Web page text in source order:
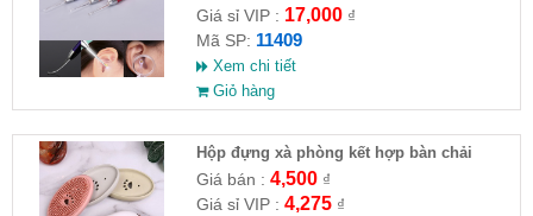
Giá sỉ VIP : 17,000₫
Mã SP: 11409
Xem chi tiết
Giỏ hàng
Hộp đựng xà phòng kết hợp bàn chải
Giá bán : 4,500₫
Giá sỉ VIP : 4,275₫